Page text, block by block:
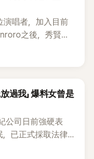
演唱者，加入目前
之後，秀賢已
錄音。
過我」 爆料女曾是
公司日前強硬表
，已正式採取法律
平台公開爆料，反